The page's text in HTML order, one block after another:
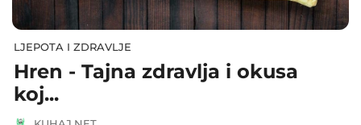
LJEPOTA I ZDRAVLJE
Hren - Tajna zdravlja i okusa
koj...